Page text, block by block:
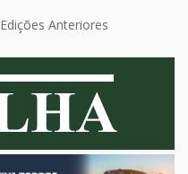
Edições Anteriores